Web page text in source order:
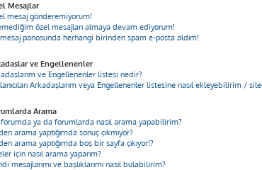
Mesajlar
mesaj gönderemiyorum!
özel mesajları almaya devam ediyorum!
panosunda herhangi birinden spam e-posta aldım!
ve Engellenenler
ve Engellenenler listesi nedir?
Arkadaşlarım veya Engellenenler listesine nasıl ekleyebilirim /
Arama
ya da forumlarda nasıl arama yapabilirim?
arama yaptığımda sonuç çıkmıyor?
arama yaptığımda boş bir sayfa çıkıyor!?
için nasıl arama yaparım?
mesajlarımı ve başlıklarımı nasıl bulabilirim?